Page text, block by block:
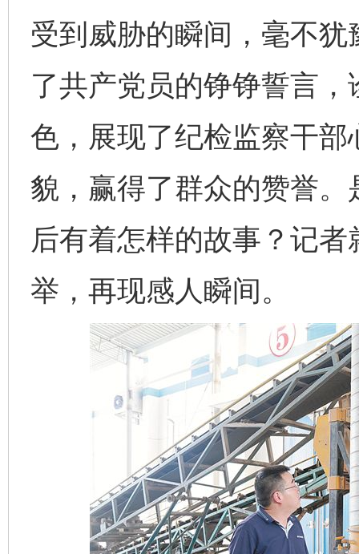
受到威胁的瞬间，毫不
了共产党员的铮铮誓言
色，展现了纪检监察干
貌，赢得了群众的赞誉
后有着怎样的故事？记
举，再现感人瞬间。